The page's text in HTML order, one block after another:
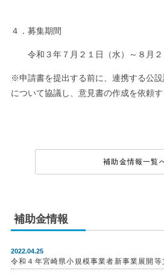
４．募集期間
令和３年７月２１日（水）～８月２
※申請書を提出する前に、連携する公
について協議し、意見書の作成を依頼す
補助金情報一覧
補助金情報
2022.04.25
令和４年宮崎県小規模事業者新事業展開等